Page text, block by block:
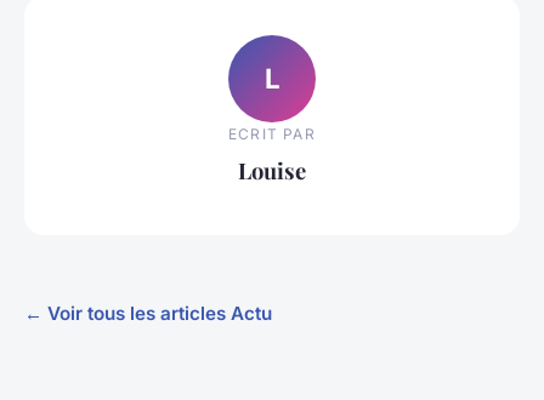
L
ECRIT PAR
Louise
← Voir tous les articles Actu